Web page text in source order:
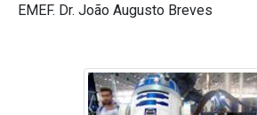
EMEF. Dr. João Augusto Breves